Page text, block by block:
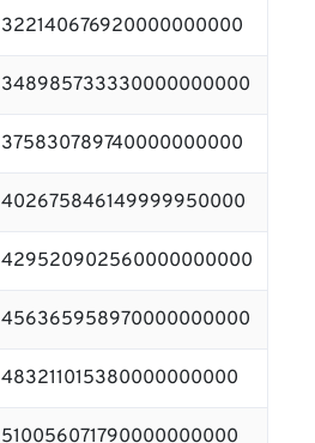
322140676920000000000
348985733330000000000
375830789740000000000
402675846149999950000
429520902560000000000
456365958970000000000
483211015380000000000
510056071790000000000